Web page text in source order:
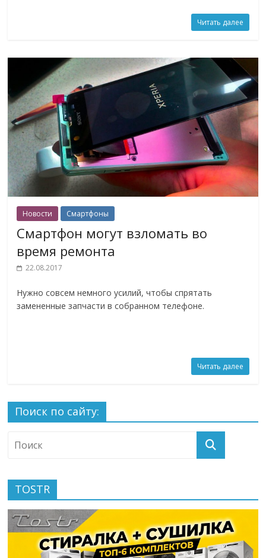
Читать далее
Новости Смартфоны
Смартфон могут взломать во
время ремонта
22.08.2017
Нужно совсем немного усилий, чтобы спрятать
замененные запчасти в собранном телефоне.
Читать далее
Поиск по сайту:
TOSTR